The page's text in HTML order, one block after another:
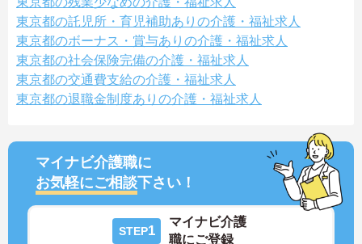
東京都の託児所・育児補助ありの介護・福祉求人
東京都のボーナス・賞与ありの介護・福祉求人
東京都の社会保険完備の介護・福祉求人
東京都の交通費支給の介護・福祉求人
東京都の退職金制度ありの介護・福祉求人
マイナビ介護職に
お気軽にご相談下さい！
STEP1
マイナビ介護
職にご登録